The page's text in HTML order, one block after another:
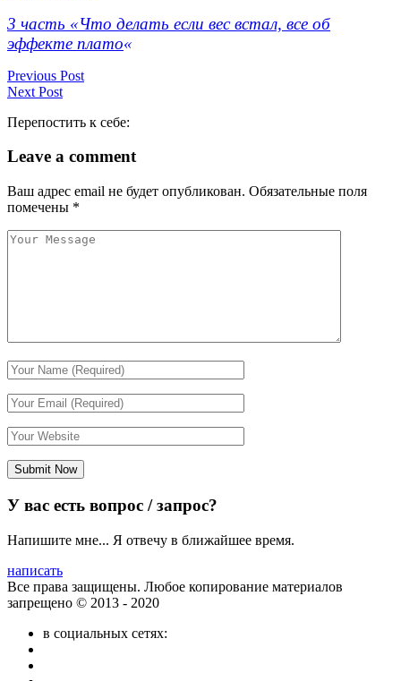
3 часть «Что делать если вес встал, все об
эффекте плато«
Previous Post
Next Post
Перепостить к себе:
Leave a comment
Ваш адрес email не будет опубликован. Обязательные поля
помечены *
У вас есть вопрос / запрос?
Напишите мне... Я отвечу в ближайшее время.
написать
Все права защищены. Любое копирование материалов
запрещено © 2013 - 2020
в социальных сетях: